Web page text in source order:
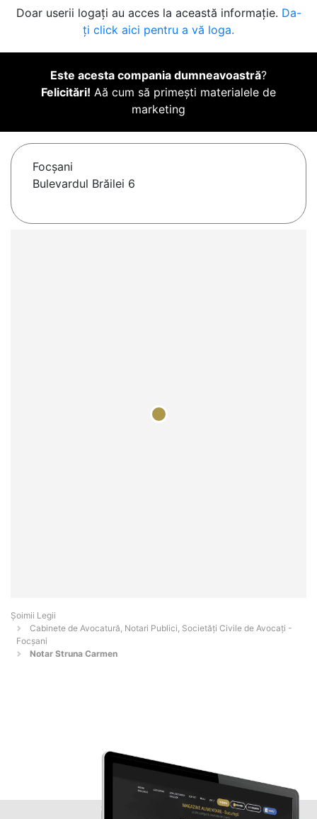
Doar userii logați au acces la această informație. Da-
ți click aici pentru a vă loga.
Este acesta compania dumneavoastră?
Felicitări! Aă cum să primești materialele de
marketing
Focşani
Bulevardul Brăilei 6
Șoimii Legii
Cabinete de Avocatură, Notari Publici, Societăți Civile de Avocați -
Focşani
Notar Struna Carmen